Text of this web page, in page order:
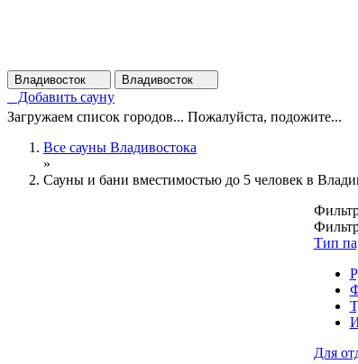
Владивосток Владивосток
Добавить сауну
Загружаем список городов... Пожалуйста, подожите...
Все сауны Владивостока
»
Сауны и бани вместимостью до 5 человек в
Тип
Для